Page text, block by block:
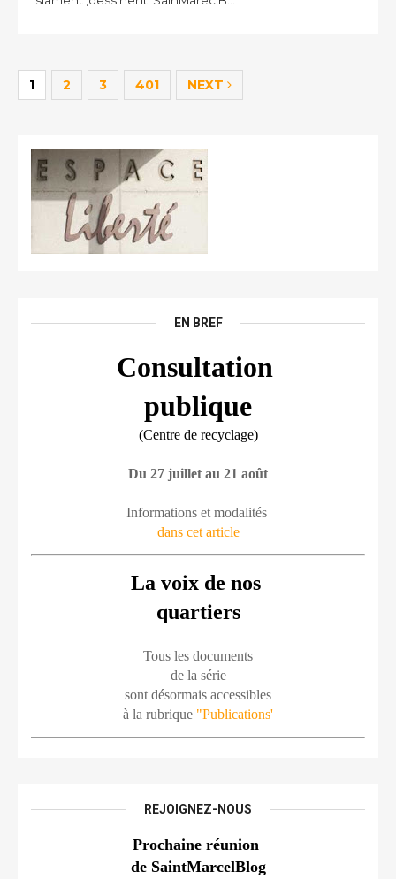
1 2 3 401 NEXT
EN BREF
Consultation
publique
(Centre de recyclage)
Du 27 juillet au 21 août
Informations et modalités
dans cet article
La voix de nos
quartiers
Tous les documents
de la série
sont désormais accessibles
à la rubrique "Publications'
REJOIGNEZ-NOUS
Prochaine réunion
de SaintMarcelBlog